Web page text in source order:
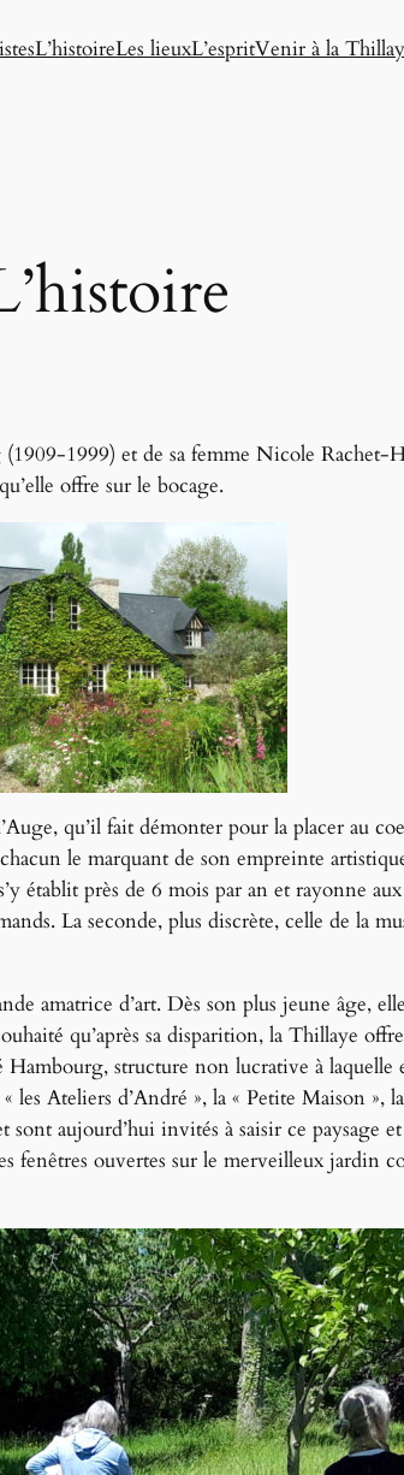
L’histoireLes lieuxL’espritVenir à la
1999) et de sa femme Nicole
offre sur le bocage.
qu’il fait démonter pour la placer au
le marquant de son empreinte
établit près de 6 mois par an et rayonne
La seconde, plus discrète, celle de la
amatrice d’art. Dès son plus jeune âge,
qu’après sa disparition, la Thillaye
structure non lucrative à laquelle
les Ateliers d’André », la « Petite Maison »,
aujourd’hui invités à saisir ce paysage
fenêtres ouvertes sur le merveilleux jardin